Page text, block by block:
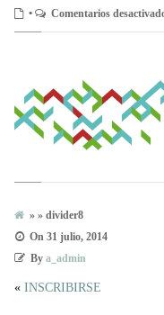
• Comentarios
» » divider8
On 31 julio, 2014
By a_admin
« INSCRIBIRSE